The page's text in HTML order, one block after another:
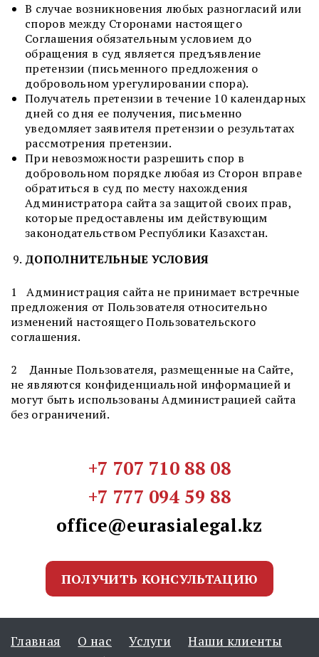
В случае возникновения любых разногласий или
споров между Сторонами настоящего
Соглашения обязательным условием до
обращения в суд является предъявление
претензии (письменного предложения о
добровольном урегулировании спора).
Получатель претензии в течение 10 календарных
дней со дня ее получения, письменно
уведомляет заявителя претензии о результатах
рассмотрения претензии.
При невозможности разрешить спор в
добровольном порядке любая из Сторон вправе
обратиться в суд по месту нахождения
Администратора сайта за защитой своих прав,
которые предоставлены им действующим
законодательством Республики Казахстан.
ДОПОЛНИТЕЛЬНЫЕ УСЛОВИЯ
1 Администрация сайта не принимает встречные
предложения от Пользователя относительно
изменений настоящего Пользовательского
соглашения.
2 Данные Пользователя, размещенные на Сайте,
не являются конфиденциальной информацией и
могут быть использованы Администрацией сайта
без ограничений.
+7 707 710 88 08
+7 777 094 59 88
office@eurasialegal.kz
ПОЛУЧИТЬ КОНСУЛЬТАЦИЮ
Главная О нас Услуги
Наши клиенты